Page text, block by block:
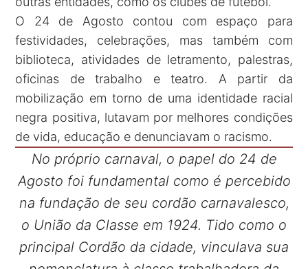
O 24 de Agosto contou com espaço para
festividades, celebrações, mas também com
biblioteca, atividades de letramento, palestras,
oficinas de trabalho e teatro. A partir da
mobilização em torno de uma identidade racial
negra positiva, lutavam por melhores condições
de vida, educação e denunciavam o racismo.
No próprio carnaval, o papel do 24 de
Agosto foi fundamental como é percebido
na fundação de seu cordão carnavalesco,
o União da Classe em 1924. Tido como o
principal Cordão da cidade, vinculava sua